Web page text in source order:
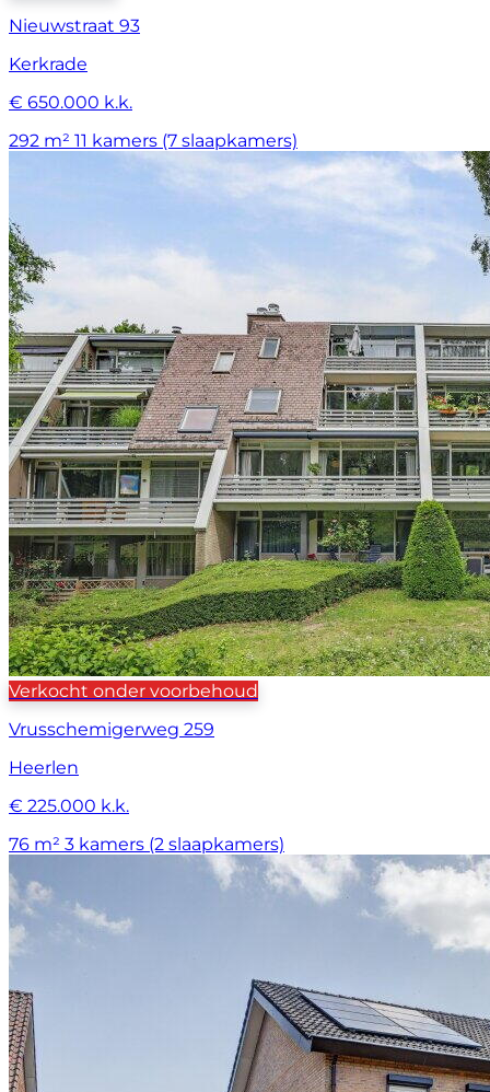
Nieuwstraat 93
Kerkrade
€ 650.000 k.k.
292 m² 11 kamers (7 slaapkamers)
Verkocht onder voorbehoud
Vrusschemigerweg 259
Heerlen
€ 225.000 k.k.
76 m² 3 kamers (2 slaapkamers)